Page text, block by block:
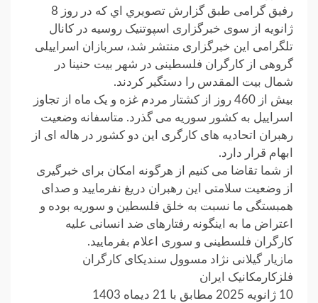
رفیق گرامی طبق گزارش تصويري اي که در روز 8
ژانویه از سوی خبرگزاری اسپوتنیک روسیه در کانال
تلگرامی این خبرگزاری منتشر شد، سربازان اسراییلی
گروهی از کارگران فلسطینی در شهر بیت حنینا در
شمال بیت المقدس را دستگیر کردند.
بیش از 460 روز از کشتار مردم غزه و یک ماه از تجاوز
اسراییل به کشور سوریه می گذرد. متاسفانه وضعیت
رهبران اتحادیه های کارگری این دو کشور در هاله ای از
ابهام قرار دارد.
از شما تقاضا می کنیم از هرگونه امکان برای خبرگیری
از وضعیت سلامتی این رهبران دریغ نفرمایید و صدای
همبستگی ما نسبت به خلق فلسطین و سوریه بوده و
اعتراض ما به اینگونه رفتارهای ضد انسانی علیه
کارگران فلسطینی و سوری اعلام بفرمایید.
مازیار گیلانی نژاد مسوول سندیکای کارگران
فلزکارمکانیک ایران
10 ژانویه 2025 مطابق با 21 دیماه 1403